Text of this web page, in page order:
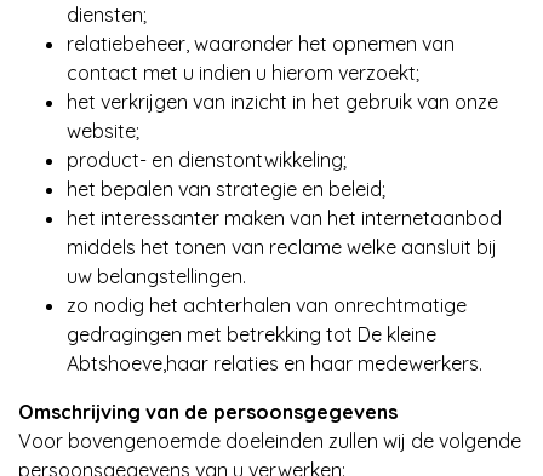
diensten;
relatiebeheer, waaronder het opnemen van
contact met u indien u hierom verzoekt;
het verkrijgen van inzicht in het gebruik van onze
website;
product- en dienstontwikkeling;
het bepalen van strategie en beleid;
het interessanter maken van het internetaanbod
middels het tonen van reclame welke aansluit bij
uw belangstellingen.
zo nodig het achterhalen van onrechtmatige
gedragingen met betrekking tot De kleine
Abtshoeve,haar relaties en haar medewerkers.
Omschrijving van de persoonsgegevens
Voor bovengenoemde doeleinden zullen wij de volgende
persoonsgegevens van u verwerken: